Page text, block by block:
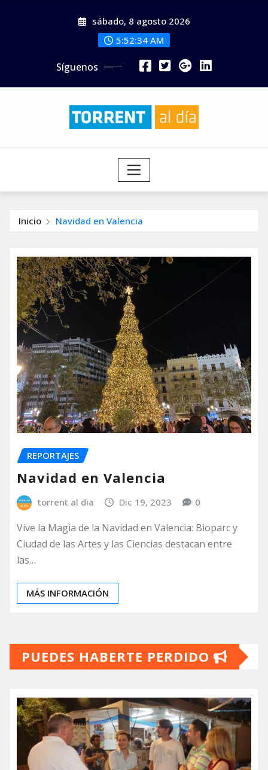
sábado, 8 agosto 2026
5:52:34 AM
Síguenos
Inicio Navidad en Valencia
REPORTAJES
Navidad en Valencia
torrent al dia Dic 19, 2023 0
Vive la Magia de la Navidad en Valencia: Bioparc y
Ciudad de las Artes y las Ciencias destacan entre
las…
MÁS INFORMACIÓN
PUEDES HABERTE PERDIDO